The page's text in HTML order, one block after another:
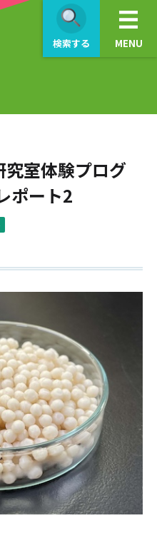
検索する MENU
室体験プログ
ポート2